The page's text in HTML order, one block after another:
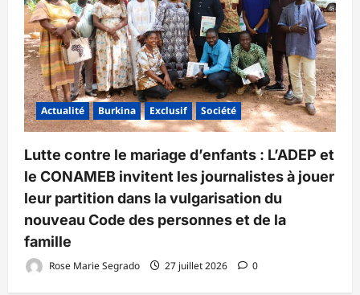
Actualité Burkina Exclusif Société
Lutte contre le mariage d’enfants : L’ADEP et
le CONAMEB invitent les journalistes à jouer
leur partition dans la vulgarisation du
nouveau Code des personnes et de la
famille
Rose Marie Segrado 27 juillet 2026 0